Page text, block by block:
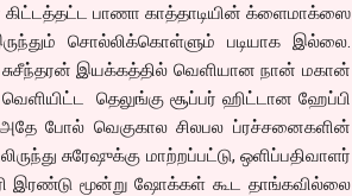
பாணா காத்தாடியின் க்ளைமாக்ஸை
சொல்லிக்கொள்ளும் படியாக இல்லை.
சுசீந்தரன் இயக்கத்தில் வெளியான நான் மகான்
தெலுங்கு சூப்பர் ஹிட்டான ஹேப்பி
அதே போல் வெகுகால சிலபல ப்ரச்சனைகளின்
சுரேஷுக்கு மாற்றப்பட்டு, ஒளிப்பதிவாளர்
இரண்டு மூன்று ஷோக்கள் கூட தாங்கவில்லை